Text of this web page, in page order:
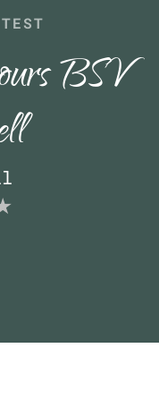
BSV